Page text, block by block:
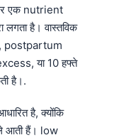
एक nutrient
है। वास्तविक
postpartum
या 10 हफ्ते
है।.
है, क्योंकि
आती हैं। low